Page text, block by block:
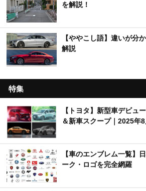
を解説！
【ややこし語】違いが分
解説
特集
【トヨタ】新型車デビュ
＆新車スクープ｜2025年
【車のエンブレム一覧】
ーク・ロゴを完全網羅